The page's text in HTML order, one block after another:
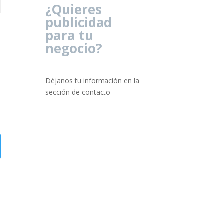
¿Quieres
publicidad
para tu
negocio?
Déjanos tu información en la
sección de contacto